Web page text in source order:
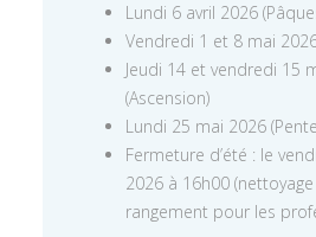
Lundi 6 avril 2026
Vendredi 1 et 8 mai
Jeudi 14 et vendredi 15
(Ascension)
Lundi 25 mai 2026
Fermeture d’été : le
2026 à 16h00
rangement pour les